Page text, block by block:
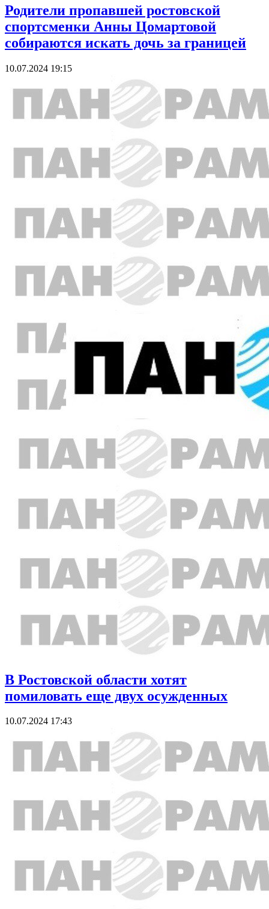
Родители пропавшей ростовской
спортсменки Анны Цомартовой
собираются искать дочь за границей
10.07.2024 19:15
В Ростовской области хотят
помиловать еще двух осужденных
10.07.2024 17:43